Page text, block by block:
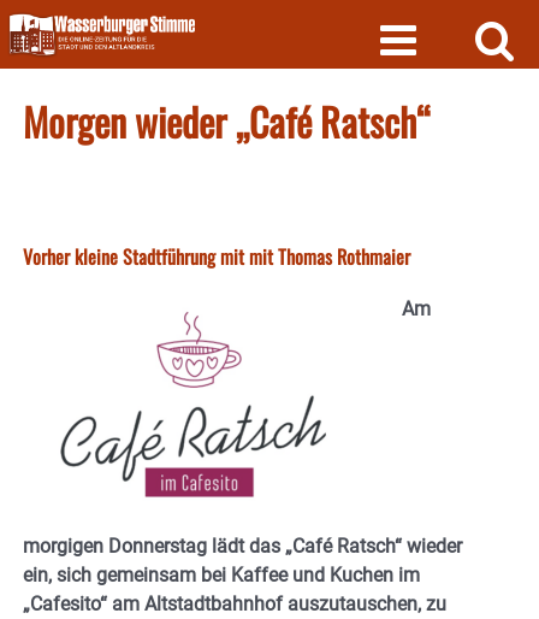
Skip
to
content
Morgen wieder „Café Ratsch“
Vorher kleine Stadtführung mit mit Thomas Rothmaier
Am
morgigen Donnerstag lädt das „Café Ratsch“ wieder
ein, sich gemeinsam bei Kaffee und Kuchen im
„Cafesito“ am Altstadtbahnhof auszutauschen, zu